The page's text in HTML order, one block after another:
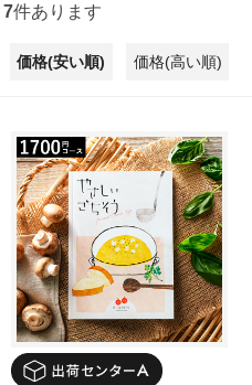
7件あります
価格(安い順) 価格(高い順)